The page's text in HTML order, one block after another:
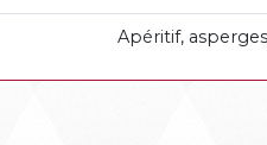
Apéritif,